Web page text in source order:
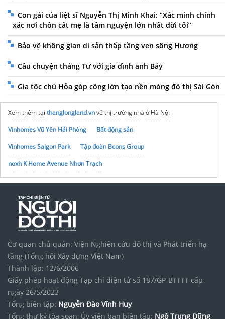
Con gái của liệt sĩ Nguyễn Thị Minh Khai: “Xác minh chính
xác nơi chôn cất mẹ là tâm nguyện lớn nhất đời tôi”
Bảo vệ không gian di sản thấp tầng ven sông Hương
Câu chuyện tháng Tư với gia đình anh Bảy
Gia tộc chú Hỏa góp công lớn tạo nền móng đô thị Sài Gòn
Xem thêm tại thanglongland.vnvề thị trường nhà ở Hà Nội
Vinhomes Vũ Yên Hải Phòng
Bất động sản
Vinhomes Saigon Park
Tập đoàn Bcons Group
noxh K Home Avenue Nhơn Trạch
Cơ quan chủ quản: Viện Nghiên cứu đô thị và Phát triển hạ
tầng (Tổng hội Xây dựng Việt Nam)
Thành lập: 12/6/2006
Giấy phép hoạt động Tạp chí điện tử số 187/GP-BTTTT cấp
ngày 26/5/2023
Tổng biên tập: Nguyễn Đào Vĩnh Huy
Tổng thư ký tòa soạn, Ủy viên ban biên tập: Ngô Trung Dũng